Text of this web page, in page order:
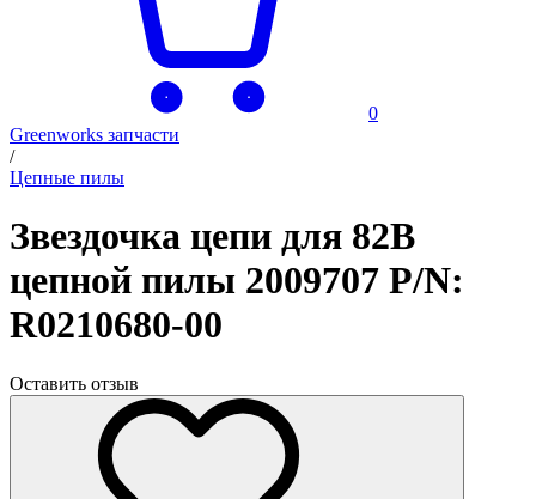
0
Greenworks запчасти
/
Цепные пилы
Звездочка цепи для 82В
цепной пилы 2009707 P/N:
R0210680-00
Оставить отзыв